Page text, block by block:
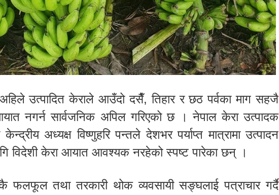
उत्पादित केराले आउँदो दसैँ, तिहार र छठ पर्वका माग सहजै
नगर्न सार्वजनिक अपिल गरिएको छ । नेपाल केरा उत्पादक
अध्यक्ष विष्णुहरि पन्तले देशभर पर्याप्त मात्रामा उत्पादन
विदेशी केरा आयात आवश्यक नरहेको स्पष्ट पारेका छन् ।
फलफूल तथा तरकारी थोक व्यवसायी सङ्घलाई पत्राचार गर्दै